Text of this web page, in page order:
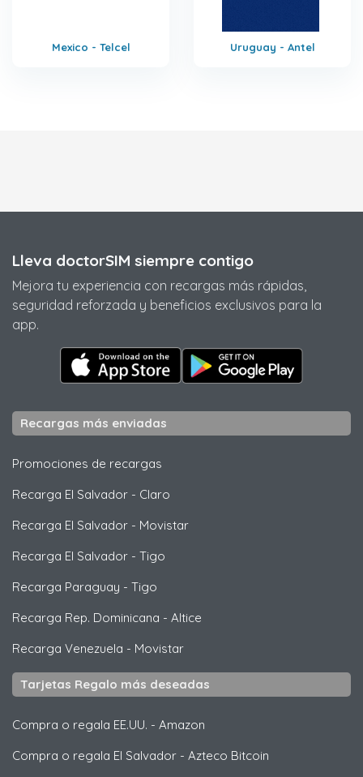
Mexico - Telcel Uruguay - Antel
Lleva doctorSIM siempre contigo
Mejora tu experiencia con recargas más rápidas,
seguridad reforzada y beneficios exclusivos para la
app.
Recargas más enviadas
Promociones de recargas
Recarga El Salvador - Claro
Recarga El Salvador - Movistar
Recarga El Salvador - Tigo
Recarga Paraguay - Tigo
Recarga Rep. Dominicana - Altice
Recarga Venezuela - Movistar
Tarjetas Regalo más deseadas
Compra o regala EE.UU. - Amazon
Compra o regala El Salvador - Azteco Bitcoin